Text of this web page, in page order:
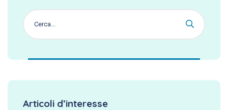
Articoli d’interesse